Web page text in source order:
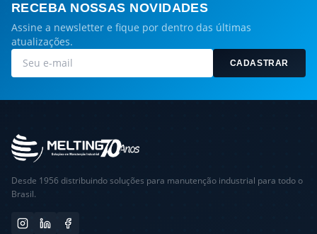
RECEBA NOSSAS NOVIDADES
Assine a newsletter e fique por dentro das últimas
atualizações.
CADASTRAR
Desde 1956 distribuindo soluções para manutenção industrial para todo o
Brasil.